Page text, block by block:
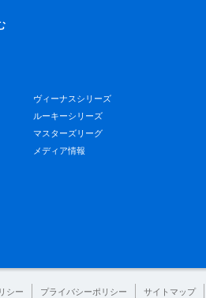
ヴィーナスシリーズ
ルーキーシリーズ
マスターズリーグ
メディア情報
シー プライバシーポリシー サイトマップ